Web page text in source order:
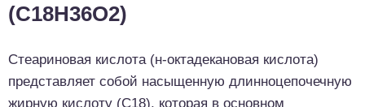
(C18H36O2)
Стеариновая кислота (н-октадекановая кислота)
представляет собой насыщенную длинноцепочечную
жирную кислоту (C18), которая в основном